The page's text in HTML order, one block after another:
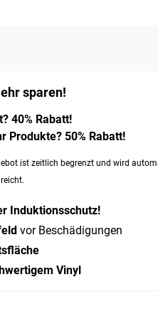
sparen!
40% Rabatt!
Produkte? 50% Rabatt!
ist zeitlich begrenzt und wird
Induktionsschutz!
vor Beschädigungen
Vinyl